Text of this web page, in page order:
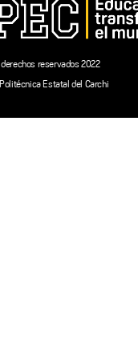
reservados 2022
Estatal del Carchi